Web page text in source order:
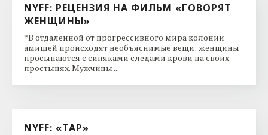
NYFF: РЕЦЕНЗИЯ НА ФИЛЬМ «ГОВОРЯТ
ЖЕНЩИНЫ»
*В отдаленной от прогрессивного мира колонии
амишей происходят необъяснимые вещи: женщины
просыпаются с синяками следами крови на своих
простынях. Мужчины ...
NYFF: «ТАР»